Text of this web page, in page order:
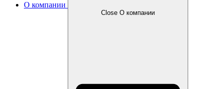
О компании
Close О компании